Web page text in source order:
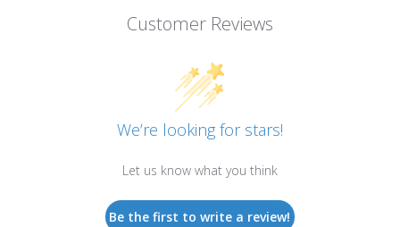
Customer Reviews
We’re looking for stars!
Let us know what you think
Be the first to write a review!